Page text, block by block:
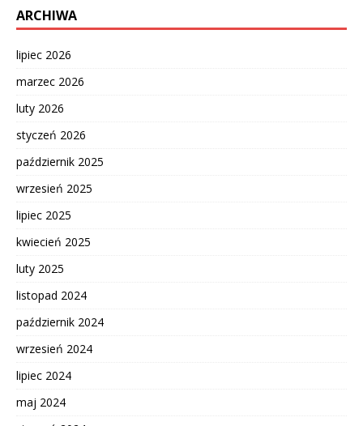
ARCHIWA
lipiec 2026
marzec 2026
luty 2026
styczeń 2026
październik 2025
wrzesień 2025
lipiec 2025
kwiecień 2025
luty 2025
listopad 2024
październik 2024
wrzesień 2024
lipiec 2024
maj 2024